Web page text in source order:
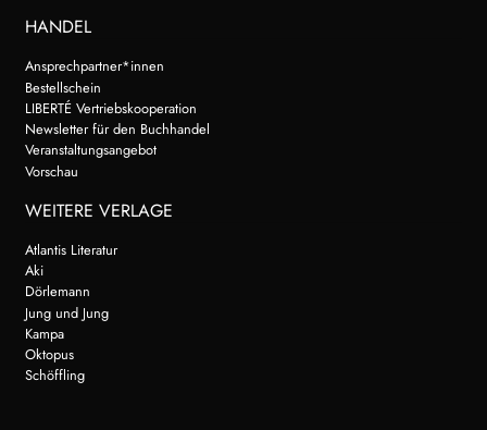
HANDEL
Ansprechpartner*innen
Bestellschein
LIBERTÉ Vertriebskooperation
Newsletter für den Buchhandel
Veranstaltungsangebot
Vorschau
WEITERE VERLAGE
Atlantis Literatur
Aki
Dörlemann
Jung und Jung
Kampa
Oktopus
Schöffling